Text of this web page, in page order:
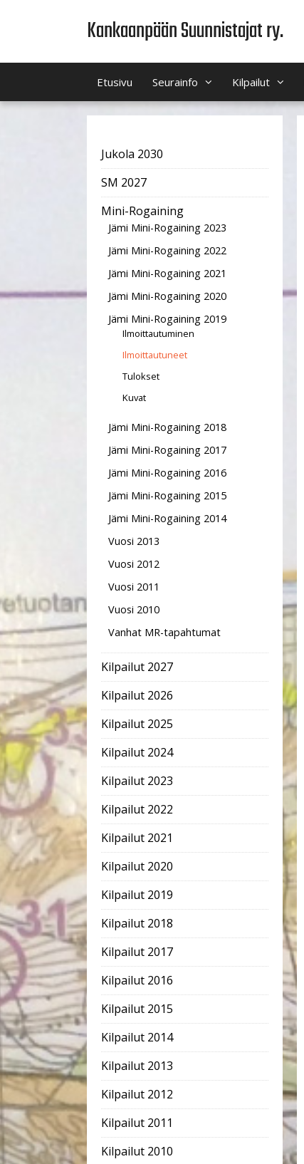
Kankaanpään Suunnistajat ry.
Etusivu Seurainfo Kilpailut
Jukola 2030
SM 2027
Mini-Rogaining
Jämi Mini-Rogaining 2023
Jämi Mini-Rogaining 2022
Jämi Mini-Rogaining 2021
Jämi Mini-Rogaining 2020
Jämi Mini-Rogaining 2019
Ilmoittautuminen
Ilmoittautuneet
Tulokset
Kuvat
Jämi Mini-Rogaining 2018
Jämi Mini-Rogaining 2017
Jämi Mini-Rogaining 2016
Jämi Mini-Rogaining 2015
Jämi Mini-Rogaining 2014
Vuosi 2013
Vuosi 2012
Vuosi 2011
Vuosi 2010
Vanhat MR-tapahtumat
Kilpailut 2027
Kilpailut 2026
Kilpailut 2025
Kilpailut 2024
Kilpailut 2023
Kilpailut 2022
Kilpailut 2021
Kilpailut 2020
Kilpailut 2019
Kilpailut 2018
Kilpailut 2017
Kilpailut 2016
Kilpailut 2015
Kilpailut 2014
Kilpailut 2013
Kilpailut 2012
Kilpailut 2011
Kilpailut 2010